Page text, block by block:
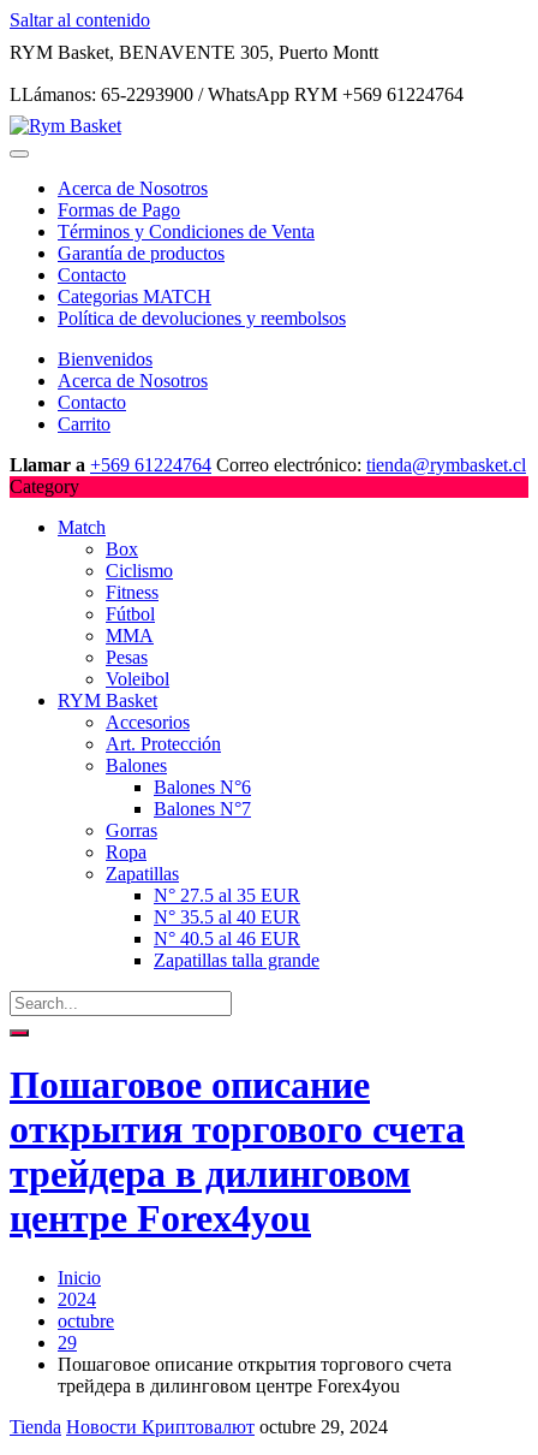
Saltar al contenido
RYM Basket, BENAVENTE 305, Puerto Montt
LLámanos: 65-2293900 / WhatsApp RYM +569 61224764
Acerca de Nosotros
Formas de Pago
Términos y Condiciones de Venta
Garantía de productos
Contacto
Categorias MATCH
Política de devoluciones y reembolsos
Bienvenidos
Acerca de Nosotros
Contacto
Carrito
Llamar a +569 61224764 Correo electrónico: tienda@rymbasket.cl
Category
Match
Box
Ciclismo
Fitness
Fútbol
MMA
Pesas
Voleibol
RYM Basket
Accesorios
Art. Protección
Balones
Balones N°6
Balones N°7
Gorras
Ropa
Zapatillas
N° 27.5 al 35 EUR
N° 35.5 al 40 EUR
N° 40.5 al 46 EUR
Zapatillas talla grande
Пошаговое описание
открытия торгового счета
трейдера в дилинговом
центре Forex4you
Inicio
2024
octubre
29
Пошаговое описание открытия торгового счета
трейдера в дилинговом центре Forex4you
Tienda Новости Криптовалют octubre 29, 2024